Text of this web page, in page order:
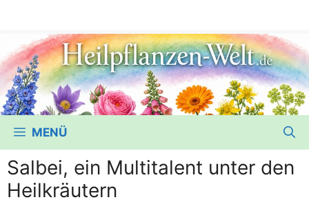
MENÜ
Salbei, ein Multitalent unter den
Heilkräutern